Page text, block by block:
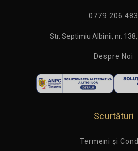
0779 206 483
Str. Septimiu Albinii, nr.
Despre Noi
Scurtături
Termeni și